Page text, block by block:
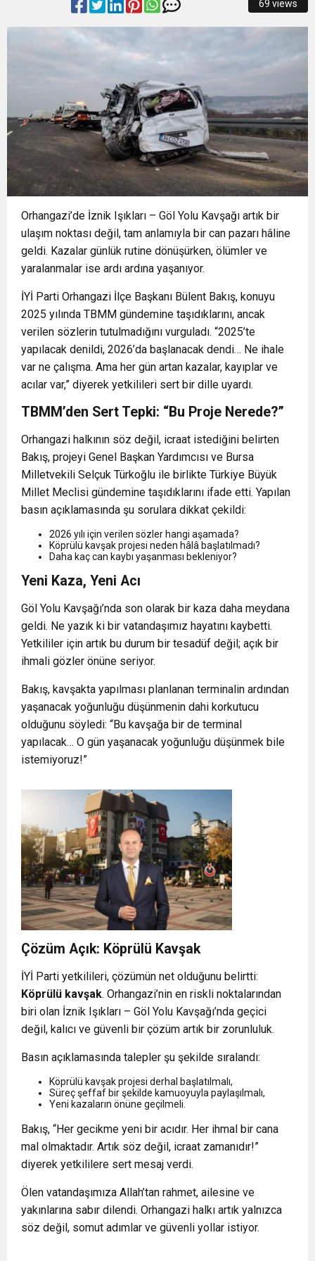
Başkan Şadi Özdemir, Esentepeliler’i dinledi
İzmir Büyükşehir Belediyesi’nden Zübeyde
Hanım Stadı açıklaması: Süreç emin adımlarla
ilerliyor
Osmangazi’de Kaldırımlar İşgalden Temizlendi
0:37 SATRANÇTA BURSA BÜYÜKŞEHİR FARKI
16:33 İLKLERİN FESTİVALİNDE ÇOCUKLAR DA ŞEN
ŞAKRAK
69 views
Orhangazi’de İznik Işıkları – Göl Yolu Kavşağı artık bir
ulaşım noktası değil, tam anlamıyla bir can pazarı hâline
geldi. Kazalar günlük rutine dönüşürken, ölümler ve
yaralanmalar ise ardı ardına yaşanıyor.
İYİ Parti Orhangazi İlçe Başkanı Bülent Bakış, konuyu
2025 yılında TBMM gündemine taşıdıklarını, ancak
verilen sözlerin tutulmadığını vurguladı. “2025’te
yapılacak denildi, 2026’da başlanacak dendi… Ne ihale
var ne çalışma. Ama her gün artan kazalar, kayıplar ve
acılar var,” diyerek yetkilileri sert bir dille uyardı.
TBMM’den Sert Tepki: “Bu Proje Nerede?”
Orhangazi halkının söz değil, icraat istediğini belirten
Bakış, projeyi Genel Başkan Yardımcısı ve Bursa
Milletvekili Selçuk Türkoğlu ile birlikte Türkiye Büyük
Millet Meclisi gündemine taşıdıklarını ifade etti. Yapılan
basın açıklamasında şu sorulara dikkat çekildi:
2026 yılı için verilen sözler hangi aşamada?
Köprülü kavşak projesi neden hâlâ başlatılmadı?
Daha kaç can kaybı yaşanması bekleniyor?
Yeni Kaza, Yeni Acı
Göl Yolu Kavşağı’nda son olarak bir kaza daha meydana
geldi. Ne yazık ki bir vatandaşımız hayatını kaybetti.
Yetkililer için artık bu durum bir tesadüf değil; açık bir
ihmali gözler önüne seriyor.
Bakış, kavşakta yapılması planlanan terminalin ardından
yaşanacak yoğunluğu düşünmenin dahi korkutucu
olduğunu söyledi: “Bu kavşağa bir de terminal
yapılacak… O gün yaşanacak yoğunluğu düşünmek bile
istemiyoruz!”
Çözüm Açık: Köprülü Kavşak
İYİ Parti yetkilileri, çözümün net olduğunu belirtti:
Köprülü kavşak. Orhangazi’nin en riskli noktalarından
biri olan İznik Işıkları – Göl Yolu Kavşağı’nda geçici
değil, kalıcı ve güvenli bir çözüm artık bir zorunluluk.
Basın açıklamasında talepler şu şekilde sıralandı:
Köprülü kavşak projesi derhal başlatılmalı,
Süreç şeffaf bir şekilde kamuoyuyla paylaşılmalı,
Yeni kazaların önüne geçilmeli.
Bakış, “Her gecikme yeni bir acıdır. Her ihmal bir cana
mal olmaktadır. Artık söz değil, icraat zamanıdır!”
diyerek yetkililere sert mesaj verdi.
Ölen vatandaşımıza Allah’tan rahmet, ailesine ve
yakınlarına sabır dilendi. Orhangazi halkı artık yalnızca
söz değil, somut adımlar ve güvenli yollar istiyor.